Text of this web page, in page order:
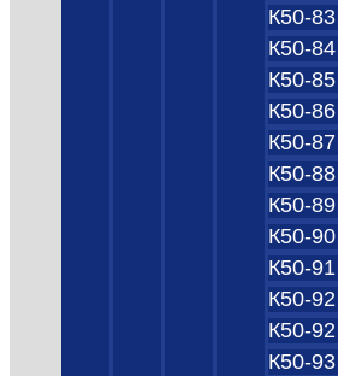
К50-83
К50-84
К50-85
К50-86
К50-87
К50-88
К50-89
К50-90
К50-91
К50-
К50-92
К50-93